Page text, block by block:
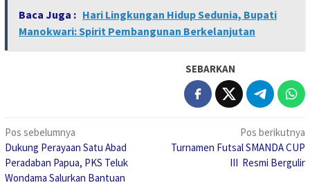
Baca Juga : Hari Lingkungan Hidup Sedunia, Bupati
Manokwari: Spirit Pembangunan Berkelanjutan
SEBARKAN
Navigasi
pos
Pos sebelumnya
Dukung Perayaan Satu Abad
Peradaban Papua, PKS Teluk
Wondama Salurkan Bantuan
Pos berikutnya
Turnamen Futsal SMANDA CUP
III Resmi Bergulir